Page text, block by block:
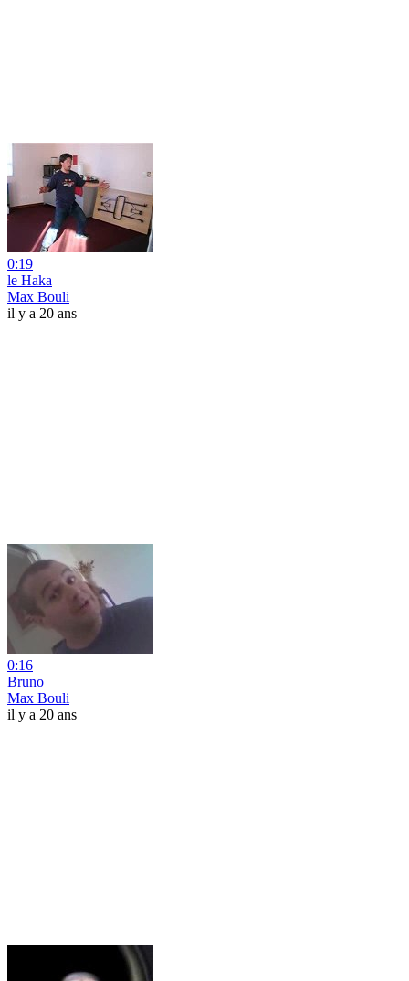
0:19
le Haka
Max Bouli
il y a 20 ans
0:16
Bruno
Max Bouli
il y a 20 ans